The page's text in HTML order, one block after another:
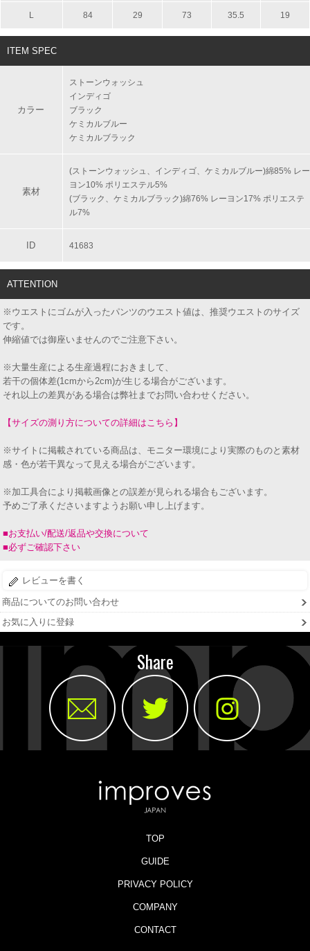
L 84 29 73 35.5 19
ITEM SPEC
カラー
ストーンウォッシュ
インディゴ
ブラック
ケミカルブルー
ケミカルブラック
素材
(ストーンウォッシュ、インディゴ、ケミカルブルー)綿85% レー
ヨン10% ポリエステル5%
(ブラック、ケミカルブラック)綿76% レーヨン17% ポリエステ
ル7%
ID 41683
ATTENTION
※ウエストにゴムが入ったパンツのウエスト値は、推奨ウエストのサイズ
です。
伸縮値では御座いませんのでご注意下さい。
※大量生産による生産過程におきまして、
若干の個体差(1cmから2cm)が生じる場合がございます。
それ以上の差異がある場合は弊社までお問い合わせください。
【サイズの測り方についての詳細はこちら】
※サイトに掲載されている商品は、モニター環境により実際のものと素材
感・色が若干異なって見える場合がございます。
※加工具合により掲載画像との誤差が見られる場合もございます。
予めご了承くださいますようお願い申し上げます。
■お支払い/配送/返品や交換について
■必ずご確認下さい
レビューを書く
商品についてのお問い合わせ
お気に入りに登録
Share
TOP
GUIDE
PRIVACY POLICY
COMPANY
CONTACT